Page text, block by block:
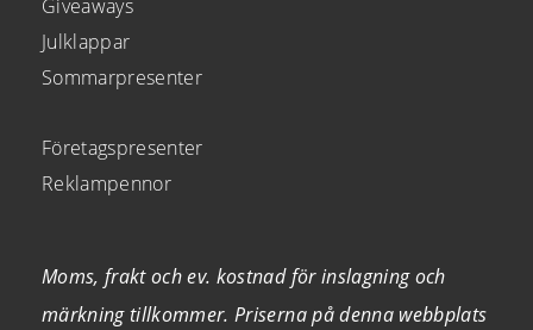
Giveaways
Julklappar
Sommarpresenter
Företagspresenter
Reklampennor
Moms, frakt och ev. kostnad för inslagning och
märkning tillkommer. Priserna på denna webbplats